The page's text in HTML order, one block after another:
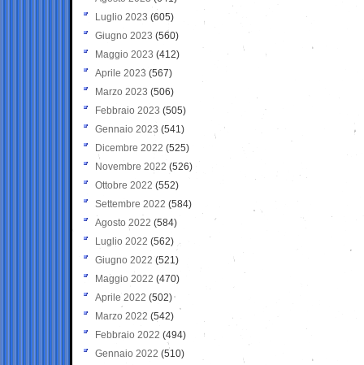
Luglio 2023 (605)
Giugno 2023 (560)
Maggio 2023 (412)
Aprile 2023 (567)
Marzo 2023 (506)
Febbraio 2023 (505)
Gennaio 2023 (541)
Dicembre 2022 (525)
Novembre 2022 (526)
Ottobre 2022 (552)
Settembre 2022 (584)
Agosto 2022 (584)
Luglio 2022 (562)
Giugno 2022 (521)
Maggio 2022 (470)
Aprile 2022 (502)
Marzo 2022 (542)
Febbraio 2022 (494)
Gennaio 2022 (510)